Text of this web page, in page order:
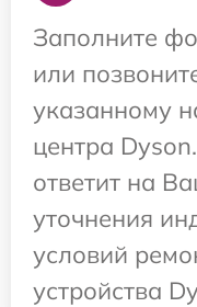
Заполните
или
указанному
центра
ответит на
уточнения
условий
устройства